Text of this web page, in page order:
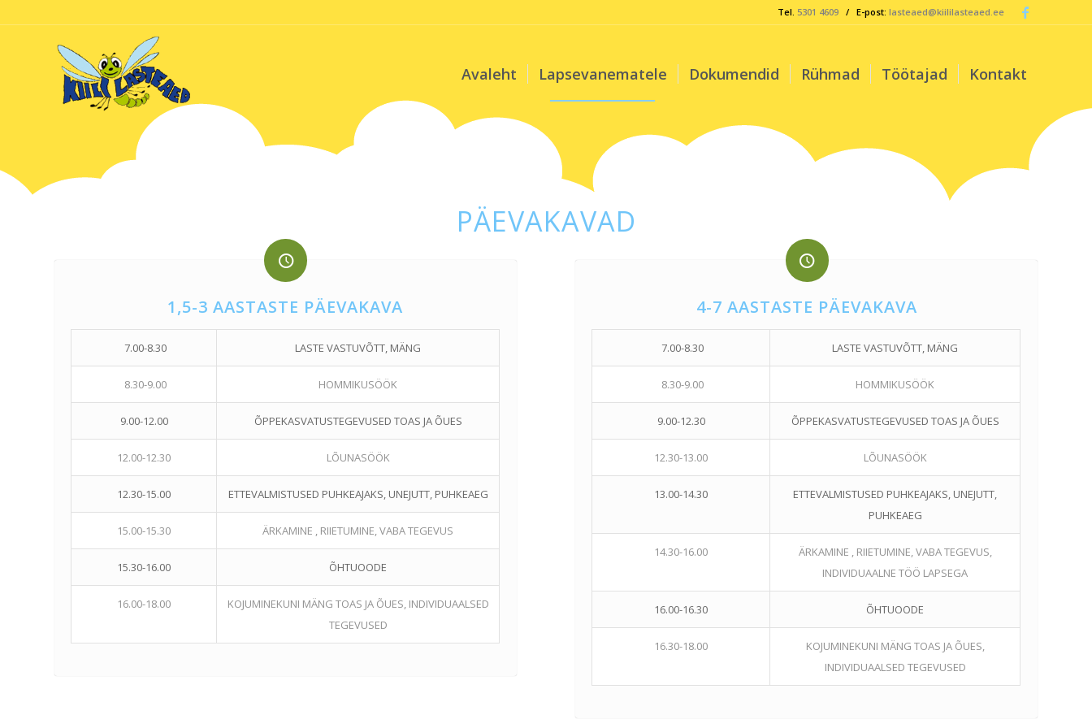
Tel. 5301 4609 / E-post: lasteaed@kiililasteaed.ee
Avaleht Lapsevanematele Dokumendid Rühmad Töötajad Kontakt
PÄEVAKAVAD
1,5-3 AASTASTE PÄEVAKAVA
7.00-8.30 LASTE VASTUVÕTT, MÄNG
8.30-9.00 HOMMIKUSÖÖK
9.00-12.00 ÕPPEKASVATUSTEGEVUSED TOAS JA ÕUES
12.00-12.30 LÕUNASÖÖK
12.30-15.00 ETTEVALMISTUSED PUHKEAJAKS, UNEJUTT, PUHKEAEG
15.00-15.30 ÄRKAMINE , RIIETUMINE, VABA TEGEVUS
15.30-16.00 ÕHTUOODE
16.00-18.00
KOJUMINEKUNI MÄNG TOAS JA ÕUES, INDIVIDUAALSED
TEGEVUSED
4-7 AASTASTE PÄEVAKAVA
7.00-8.30 LASTE VASTUVÕTT, MÄNG
8.30-9.00 HOMMIKUSÖÖK
9.00-12.30 ÕPPEKASVATUSTEGEVUSED TOAS JA ÕUES
12.30-13.00 LÕUNASÖÖK
13.00-14.30
ETTEVALMISTUSED PUHKEAJAKS, UNEJUTT,
PUHKEAEG
14.30-16.00
ÄRKAMINE , RIIETUMINE, VABA TEGEVUS,
INDIVIDUAALNE TÖÖ LAPSEGA
16.00-16.30 ÕHTUOODE
16.30-18.00
KOJUMINEKUNI MÄNG TOAS JA ÕUES,
INDIVIDUAALSED TEGEVUSED